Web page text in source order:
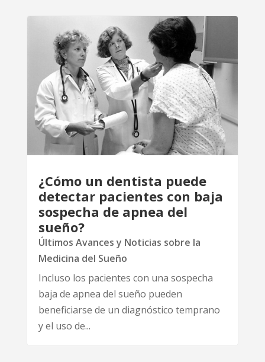
¿Cómo un dentista puede
detectar pacientes con baja
sospecha de apnea del
sueño?
Últimos Avances y Noticias sobre la
Medicina del Sueño
Incluso los pacientes con una sospecha
baja de apnea del sueño pueden
beneficiarse de un diagnóstico temprano
y el uso de...